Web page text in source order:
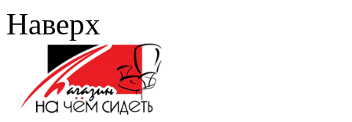
Наверх